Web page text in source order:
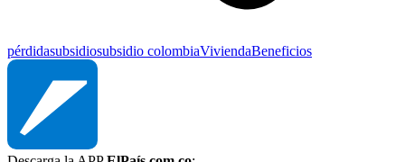
pérdidasubsidiosubsidio colombiaViviendaBeneficios